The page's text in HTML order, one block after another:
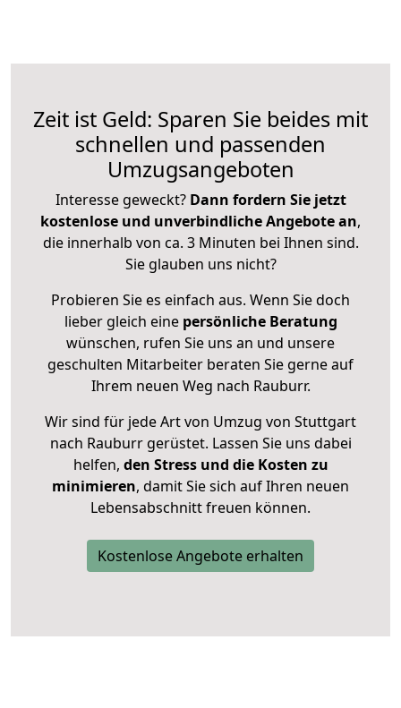
Zeit ist Geld: Sparen Sie beides mit
schnellen und passenden
Umzugsangeboten
Interesse geweckt? Dann fordern Sie jetzt
kostenlose und unverbindliche Angebote an,
die innerhalb von ca. 3 Minuten bei Ihnen sind.
Sie glauben uns nicht?
Probieren Sie es einfach aus. Wenn Sie doch
lieber gleich eine persönliche Beratung
wünschen, rufen Sie uns an und unsere
geschulten Mitarbeiter beraten Sie gerne auf
Ihrem neuen Weg nach Rauburr.
Wir sind für jede Art von Umzug von Stuttgart
nach Rauburr gerüstet. Lassen Sie uns dabei
helfen, den Stress und die Kosten zu
minimieren, damit Sie sich auf Ihren neuen
Lebensabschnitt freuen können.
Kostenlose Angebote erhalten